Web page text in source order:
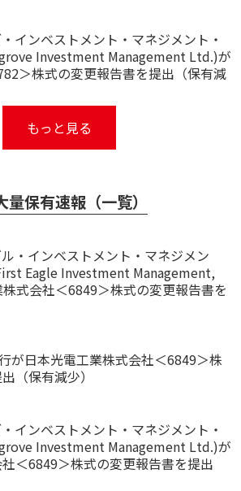
インベストメント・マネジメント・
Investment Management Ltd.)が
＞株式の変更報告書を提出（保有減
もっと見る
保有速報（一覧）
・インベストメント・マネジメン
Eagle Investment Management,
式会社＜6849＞株式の変更報告書を
が日本光電工業株式会社＜6849＞株
（保有減少）
インベストメント・マネジメント・
Investment Management Ltd.)が
＜6849＞株式の変更報告書を提出